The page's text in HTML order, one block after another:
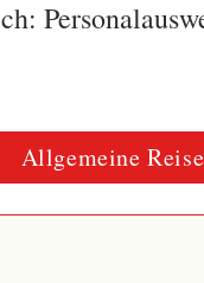
Allgemeine